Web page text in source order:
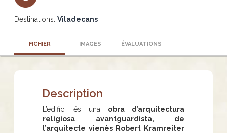
Destinations: Viladecans
FICHIER IMAGES ÉVALUATIONS
Description
L’edifici és una obra d’arquitectura
religiosa avantguardista, de
l’arquitecte vienès Robert Kramreiter